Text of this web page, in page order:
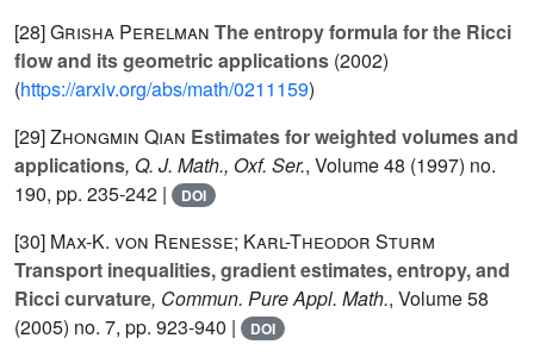
[28]Grisha Perelman The entropy formula for the Ricci
flow and its geometric applications (2002)
(https://arxiv.org/abs/math/0211159)
[29]Zhongmin Qian Estimates for weighted volumes and
applications, Q. J. Math., Oxf. Ser., Volume 48 (1997) no.
190, pp. 235-242 |
DOI
[30] Max-K. von Renesse; Karl-Theodor Sturm
Transport inequalities, gradient estimates, entropy, and
Ricci curvature, Commun. Pure Appl. Math., Volume 58
(2005) no. 7, pp. 923-940 |
DOI